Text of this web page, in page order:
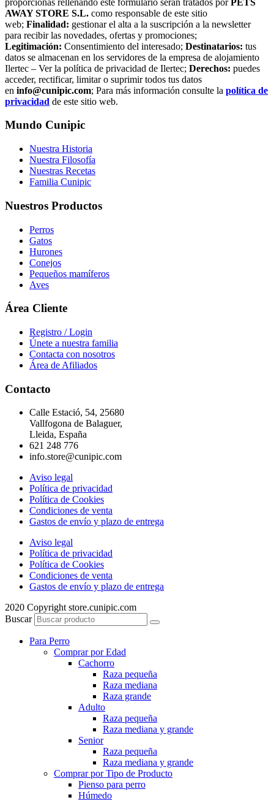
AWAY STORE S.L. como responsable de este sitio
web; Finalidad: gestionar el alta a la suscripción a la newsletter
para recibir las novedades, ofertas y promociones;
Legitimación: Consentimiento del interesado; Destinatarios: tus
datos se almacenan en los servidores de la empresa de alojamiento
Ilertec – Ver la política de privacidad de Ilertec; Derechos: puedes
acceder, rectificar, limitar o suprimir todos tus datos
en info@cunipic.com; Para más información consulte la política de
privacidad de este sitio web.
Mundo Cunipic
Nuestra Historia
Nuestra Filosofía
Nuestras Recetas
Familia Cunipic
Nuestros Productos
Perros
Gatos
Hurones
Conejos
Pequeños mamíferos
Aves
Área Cliente
Registro / Login
Únete a nuestra familia
Contacta con nosotros
Área de Afiliados
Contacto
Calle Estació, 54, 25680
Vallfogona de Balaguer,
Lleida, España
621 248 776
info.store@cunipic.com
Aviso legal
Política de privacidad
Política de Cookies
Condiciones de venta
Gastos de envío y plazo de entrega
Aviso legal
Política de privacidad
Política de Cookies
Condiciones de venta
Gastos de envío y plazo de entrega
2020 Copyright store.cunipic.com
Buscar
Para Perro
Comprar por Edad
Cachorro
Raza pequeña
Raza mediana
Raza grande
Adulto
Raza pequeña
Raza mediana y grande
Senior
Raza pequeña
Raza mediana y grande
Comprar por Tipo de Producto
Pienso para perro
Húmedo